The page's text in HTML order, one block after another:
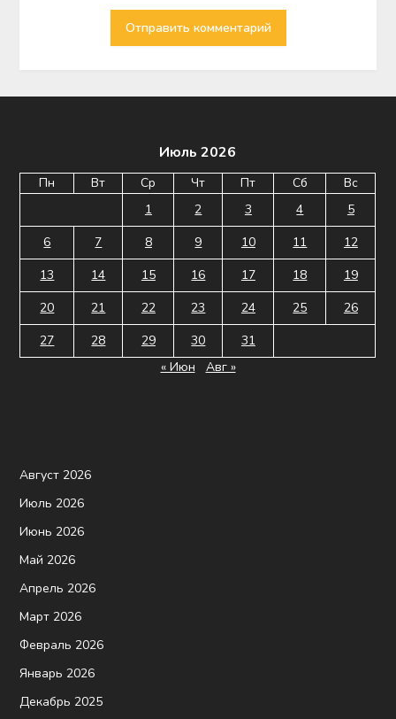
Июль 2026
Пн Вт Ср Чт Пт Сб
Вс
1
2 3 4
5
6
7 8 9 10 11
12
13
14 15 16 17 18
19
20
21 22 23 24 25
26
27
28 29 30
31
« Июн
Авг »
Август 2026
Июль 2026
Июнь 2026
Май 2026
Апрель 2026
Март 2026
Февраль 2026
Январь 2026
Декабрь 2025